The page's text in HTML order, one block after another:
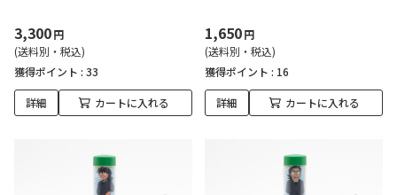
3,300円
(送料別・税込)
獲得ポイント : 33
詳細 カートに入れる
1,650円
(送料別・税込)
獲得ポイント : 16
詳細 カートに入れる